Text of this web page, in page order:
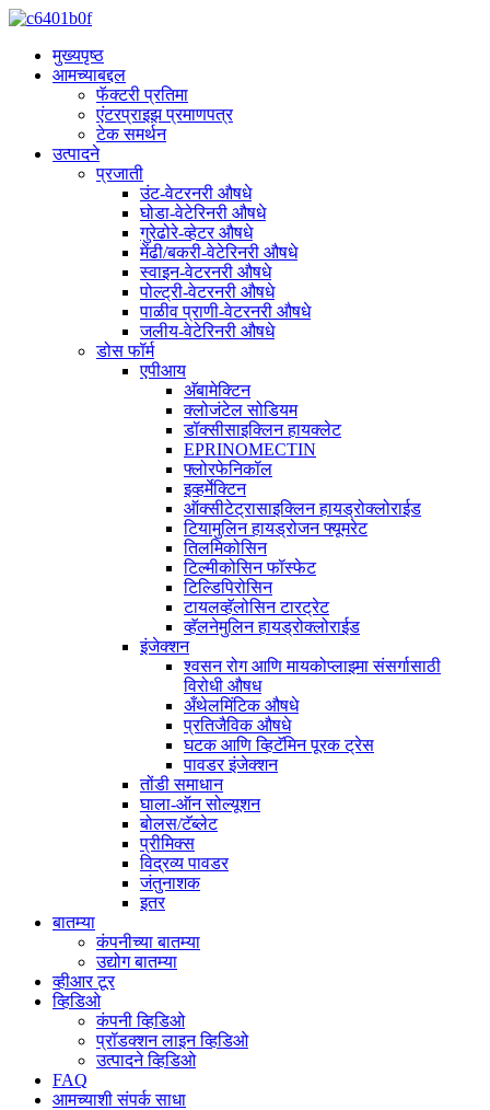
मुख्यपृष्ठ
आमच्याबद्दल
फॅक्टरी प्रतिमा
एंटरप्राइझ प्रमाणपत्र
टेक समर्थन
उत्पादने
प्रजाती
उंट-वेटरनरी औषधे
घोडा-वेटेरिनरी औषधे
गुरेढोरे-व्हेटर औषधे
मेंढी/बकरी-वेटेरिनरी औषधे
स्वाइन-वेटरनरी औषधे
पोल्ट्री-वेटरनरी औषधे
पाळीव प्राणी-वेटरनरी औषधे
जलीय-वेटेरिनरी औषधे
डोस फॉर्म
एपीआय
अ‍ॅबामेक्टिन
क्लोजंटेल सोडियम
डॉक्सीसाइक्लिन हायक्लेट
EPRINOMECTIN
फ्लोरफेनिकॉल
इव्हर्मेक्टिन
ऑक्सीटेट्रासाइक्लिन हायड्रोक्लोराईड
टियामुलिन हायड्रोजन फ्यूमरेट
तिलमिकोसिन
टिल्मीकोसिन फॉस्फेट
टिल्डिपिरोसिन
टायलव्हॅलोसिन टारट्रेट
व्हॅलनेमुलिन हायड्रोक्लोराईड
इंजेक्शन
श्वसन रोग आणि मायकोप्लाझ्मा संसर्गासाठी
विरोधी औषध
अँथेलमिंटिक औषधे
प्रतिजैविक औषधे
घटक आणि व्हिटॅमिन पूरक ट्रेस
पावडर इंजेक्शन
तोंडी समाधान
घाला-ऑन सोल्यूशन
बोलस/टॅब्लेट
प्रीमिक्स
विद्रव्य पावडर
जंतुनाशक
इतर
बातम्या
कंपनीच्या बातम्या
उद्योग बातम्या
व्हीआर टूर
व्हिडिओ
कंपनी व्हिडिओ
प्रॉडक्शन लाइन व्हिडिओ
उत्पादने व्हिडिओ
FAQ
आमच्याशी संपर्क साधा